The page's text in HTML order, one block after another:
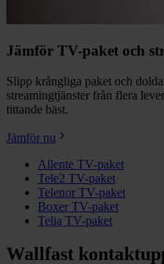
Jämför TV-paket och
Slipp krångliga paket och
streamingtjänster från flera
tittande bäst.
Jämför nu
Allente TV-paket
Tele2 TV-paket
Telenor TV-paket
Boxer TV-paket
Telia TV-paket
Wallfast